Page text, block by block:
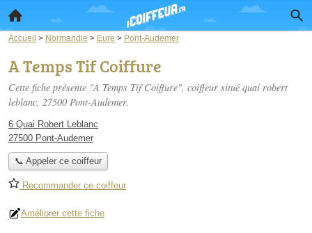
Accueil > Normandie > Eure > Pont-Audemer
A Temps Tif Coiffure
Cette fiche présente "A Temps Tif Coiffure", coiffeur situé quai robert
leblanc, 27500 Pont-Audemer.
6 Quai Robert Leblanc
27500 Pont-Audemer
📞 Appeler ce coiffeur
Recommander ce coiffeur
Améliorer cette fiche